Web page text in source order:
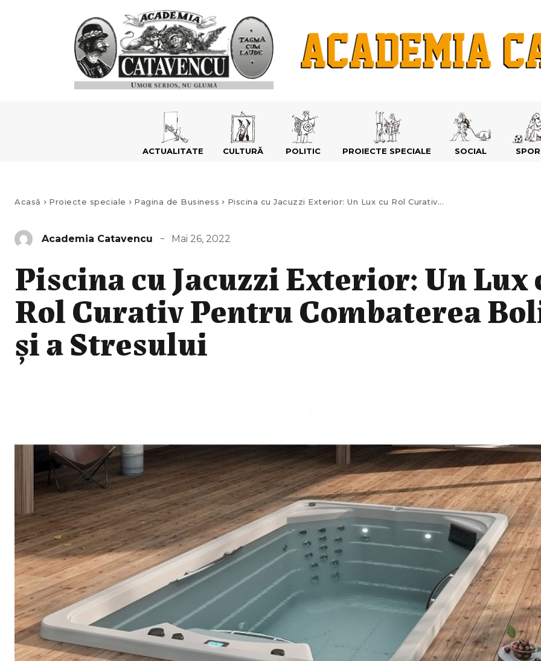
ACTUALITATE CULTURĂ POLITIC PROIECTE SPECIALE SOCIAL
Acasă Proiecte speciale Pagina de Business Piscina cu Jacuzzi Exterior: Un Lux cu Rol Curativ...
Academia Catavencu Mai 26, 2022
Piscina cu Jacuzzi Exterior: Un Lux
Rol Curativ Pentru Combaterea
și a Stresului